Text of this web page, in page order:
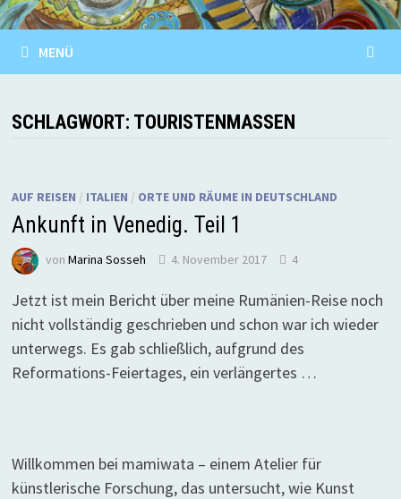
MENÜ
SCHLAGWORT: TOURISTENMASSEN
AUF REISEN / ITALIEN / ORTE UND RÄUME IN DEUTSCHLAND
Ankunft in Venedig. Teil 1
von Marina Sosseh 4. November 2017 4
Jetzt ist mein Bericht über meine Rumänien-Reise noch
nicht vollständig geschrieben und schon war ich wieder
unterwegs. Es gab schließlich, aufgrund des
Reformations-Feiertages, ein verlängertes …
Willkommen bei mamiwata – einem Atelier für
künstlerische Forschung, das untersucht, wie Kunst